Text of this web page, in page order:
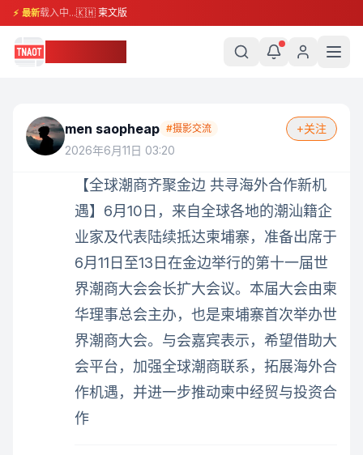
⚡ 最新载入中...🇰🇭 柬文版
men saopheap #摄影交流
+关注
2026年6月11日 03:20
【全球潮商齐聚金边 共寻海外合作新机
遇】6月10日，来自全球各地的潮汕籍企
业家及代表陆续抵达柬埔寨，准备出席于
6月11日至13日在金边举行的第十一届世
界潮商大会会长扩大会议。本届大会由柬
华理事总会主办，也是柬埔寨首次举办世
界潮商大会。与会嘉宾表示，希望借助大
会平台，加强全球潮商联系，拓展海外合
作机遇，并进一步推动柬中经贸与投资合
作